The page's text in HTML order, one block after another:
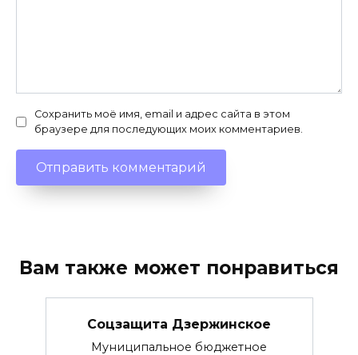
Сохранить моё имя, email и адрес сайта в этом
браузере для последующих моих комментариев.
Вам также может понравиться
Соцзащита Дзержинское
Муниципальное бюджетное